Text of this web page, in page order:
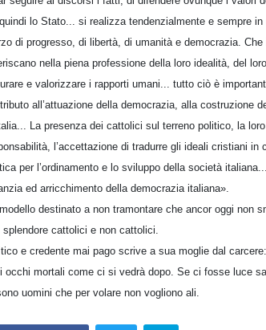
lo Stato... si realizza tendenzialmente e sempre in
di progresso, di libertà, di umanità e democrazia.
nella piena professione della loro idealità, del
e valorizzare i rapporti umani... tutto ciò è
all’attuazione della democrazia, alla costruzione
La presenza dei cattolici sul terreno politico, la
l’accettazione di tradurre gli ideali cristiani in
per l’ordinamento e lo sviluppo della società
ed arricchimento della democrazia italiana».
destinato a non tramontare che ancor oggi non
splendore cattolici e non cattolici.
e credente mai pago scrive a sua moglie dal
occhi mortali come ci si vedrà dopo. Se ci fosse luce
uomini che per volare non vogliono ali.